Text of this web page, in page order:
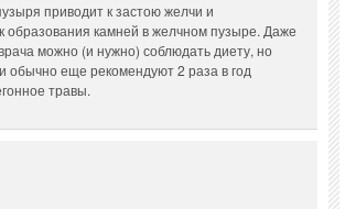
приводит к застою желчи и
образования камней в желчном пузыре. Даже
можно (и нужно) соблюдать диету, но
обычно еще рекомендуют 2 раза в год
травы.